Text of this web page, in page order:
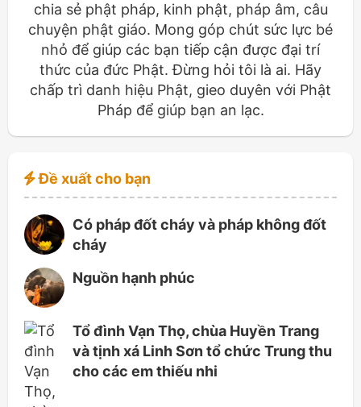
chia sẻ phật pháp, kinh phật, pháp âm, câu
chuyện phật giáo. Mong góp chút sức lực bé
nhỏ để giúp các bạn tiếp cận được đại trí
thức của đức Phật. Đừng hỏi tôi là ai. Hãy
chấp trì danh hiệu Phật, gieo duyên với Phật
Pháp để giúp bạn an lạc.
Đề xuất cho bạn
Có pháp đốt cháy và pháp không đốt
cháy
Nguồn hạnh phúc
Tổ đình Vạn Thọ, chùa Huyền Trang
và tịnh xá Linh Sơn tổ chức Trung thu
cho các em thiếu nhi